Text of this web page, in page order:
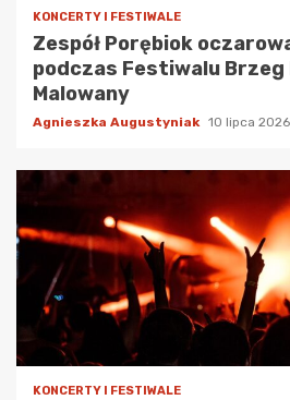
KONCERTY I FESTIWALE
Zespół Porębiok
podczas Festiwalu Brzeg
Malowany
Agnieszka Augustyniak 10 lipca 2026
KONCERTY I FESTIWALE